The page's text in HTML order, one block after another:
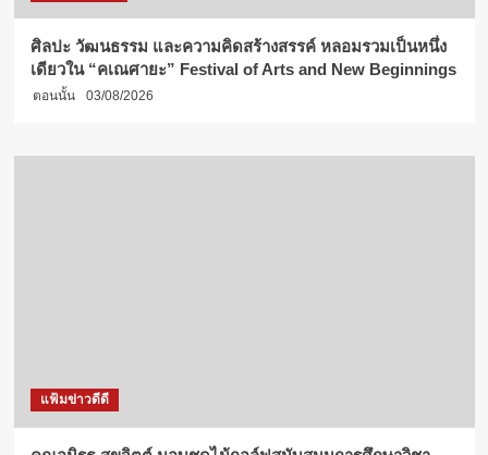
ศิลปะ วัฒนธรรม และความคิดสร้างสรรค์ หลอมรวมเป็นหนึ่ง
เดียวใน “คเณศายะ” Festival of Arts and New Beginnings
ตอนนั้น 03/08/2026
แฟ้มข่าวดีดี